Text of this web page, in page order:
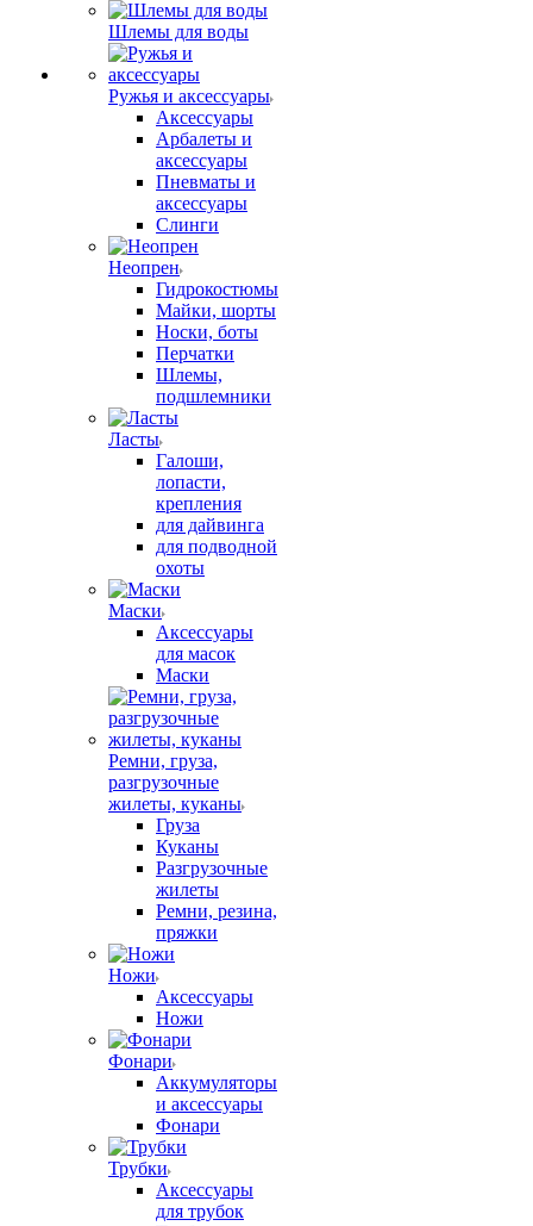
Шлемы для воды
Ружья и аксессуары
Аксессуары
Арбалеты и
аксессуары
Пневматы и
аксессуары
Слинги
Неопрен
Гидрокостюмы
Майки, шорты
Носки, боты
Перчатки
Шлемы,
подшлемники
Ласты
Галоши,
лопасти,
крепления
для дайвинга
для подводной
охоты
Маски
Аксессуары
для масок
Маски
Ремни, груза,
разгрузочные
жилеты, куканы
Груза
Куканы
Разгрузочные
жилеты
Ремни, резина,
пряжки
Ножи
Аксессуары
Ножи
Фонари
Аккумуляторы
и аксессуары
Фонари
Трубки
Аксессуары
для трубок